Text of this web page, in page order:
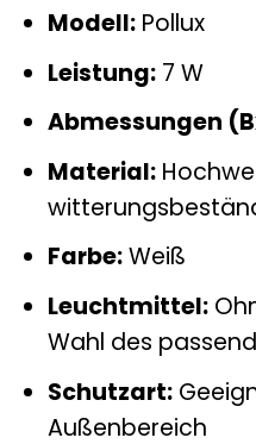
Modell:Pollux
Leistung:7 W
Abmessungen
Material:
Farbe:Weiß
Leuchtmittel:
Wahl des
Schutzart:
Außenbereich